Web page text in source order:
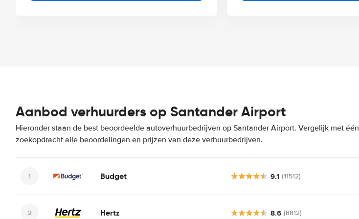
Aanbod verhuurders op Santander Airport
Hieronder staan de best beoordeelde autoverhuurbedrijven op Santander Airport. Vergelijk met één
zoekopdracht alle beoordelingen en prijzen van deze verhuurbedrijven.
Budget 9.1 (11512)
Hertz 8.6 (8812)